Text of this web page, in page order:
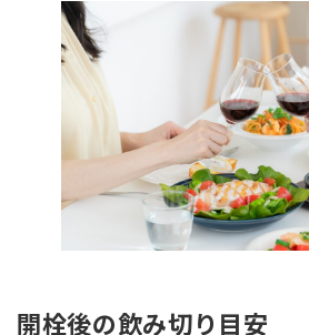
開栓後の飲み切り目安